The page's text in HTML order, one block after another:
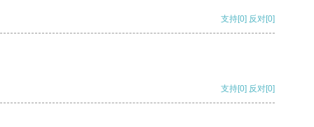
支持[0] 反对[0]
支持[0] 反对[0]